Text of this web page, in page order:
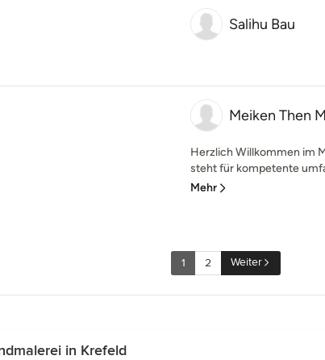
Salihu Bau
Meiken Then
Herzlich Willkommen im
steht für kompetente
Mehr
1 2 Weiter
in Krefeld